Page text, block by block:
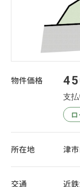
物件価格
支
所在地 津
交通 近